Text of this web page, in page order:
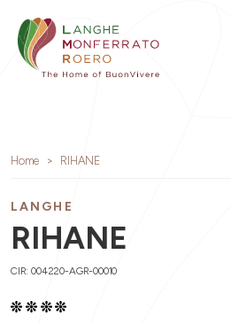
Home RIHANE
LANGHE
RIHANE
CIR: 004220-AGR-00010